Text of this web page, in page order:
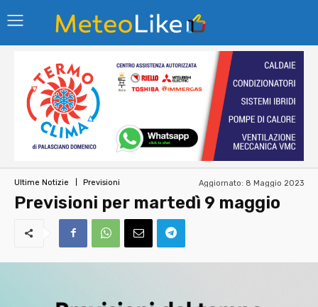
Ultime Notizie Previsioni Aggiornato: 8 Maggio 2023
Previsioni per martedì 9 maggio